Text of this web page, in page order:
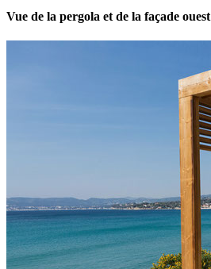
Vue de la pergola et de la façade ouest